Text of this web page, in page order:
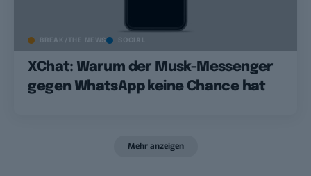
BREAK/THE NEWS SOCIAL
XChat: Warum der Musk-Messenger
gegen WhatsApp keine Chance hat
Mehr anzeigen